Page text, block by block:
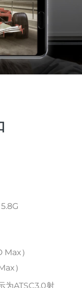
）
）
为ATSC3.0射